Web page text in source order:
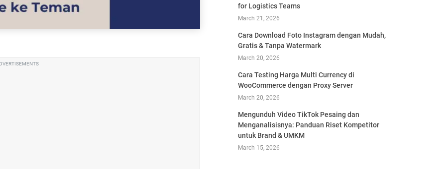
for Logistics Teams
March 21, 2026
Cara Download Foto Instagram dengan Mudah,
Gratis & Tanpa Watermark
March 20, 2026
Cara Testing Harga Multi Currency di
WooCommerce dengan Proxy Server
March 20, 2026
Mengunduh Video TikTok Pesaing dan
Menganalisisnya: Panduan Riset Kompetitor
untuk Brand & UMKM
March 15, 2026